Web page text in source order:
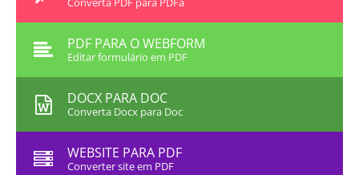
PDF PARA O WEBFORM
Editar formulário em PDF
DOCX PARA DOC
Converta Docx para Doc
WEBSITE PARA PDF
Converter site em PDF